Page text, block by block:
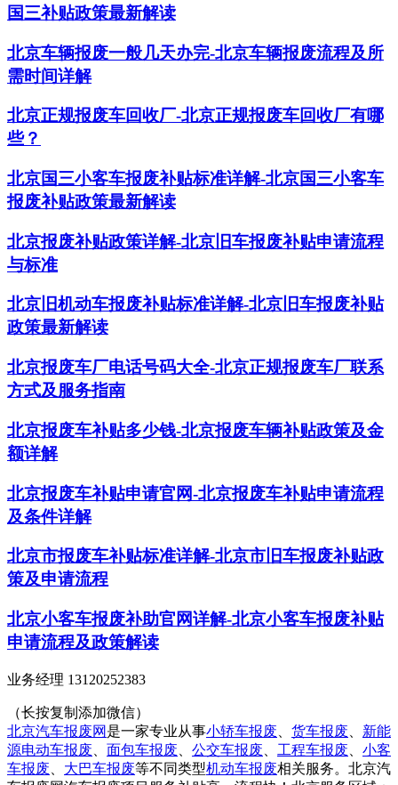
国三补贴政策最新解读
北京车辆报废一般几天办完-北京车辆报废流程及所
需时间详解
北京正规报废车回收厂-北京正规报废车回收厂有哪
些？
北京国三小客车报废补贴标准详解-北京国三小客车
报废补贴政策最新解读
北京报废补贴政策详解-北京旧车报废补贴申请流程
与标准
北京旧机动车报废补贴标准详解-北京旧车报废补贴
政策最新解读
北京报废车厂电话号码大全-北京正规报废车厂联系
方式及服务指南
北京报废车补贴多少钱-北京报废车辆补贴政策及金
额详解
北京报废车补贴申请官网-北京报废车补贴申请流程
及条件详解
北京市报废车补贴标准详解-北京市旧车报废补贴政
策及申请流程
北京小客车报废补助官网详解-北京小客车报废补贴
申请流程及政策解读
业务经理 13120252383
（长按复制添加微信）
北京汽车报废网 是一家专业从事小轿车报废 货车报废
新能
源电动车报废
面包车报废 公交车报废 工程车报废
小客
车报废
大巴车报废等不同类型机动车报废相关服务。北京汽